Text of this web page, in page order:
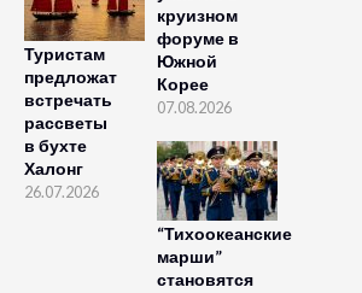
Туристам
предложат
встречать
рассветы
в бухте
Халонг
26.07.2026
круизном
форуме в
Южной
Корее
07.08.2026
“Тихоокеанские
марши”
становятся